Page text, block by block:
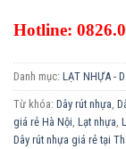
Hotline:
Danh mục: LẠT NHỰA -
Từ khóa: Dây rút nhựa
giá rẻ Hà Nội Lạt nhựa
Dây rút nhựa giá rẻ tại